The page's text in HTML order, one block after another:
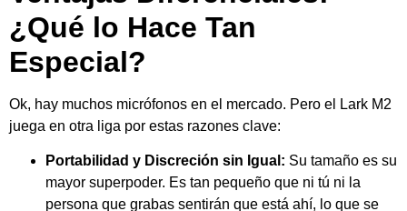
¿Qué lo Hace Tan
Especial?
Ok, hay muchos micrófonos en el mercado. Pero el Lark M2
juega en otra liga por estas razones clave:
Portabilidad y Discreción sin Igual: Su tamaño es su
mayor superpoder. Es tan pequeño que ni tú ni la
persona que grabas sentirán que está ahí, lo que se